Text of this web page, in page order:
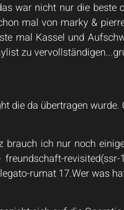
war nicht nur die beste
mal von marky &
mal Kassel und
zu
die da übertragen
brauch ich nur noch
freundschaft-
rumat 17.Wer was